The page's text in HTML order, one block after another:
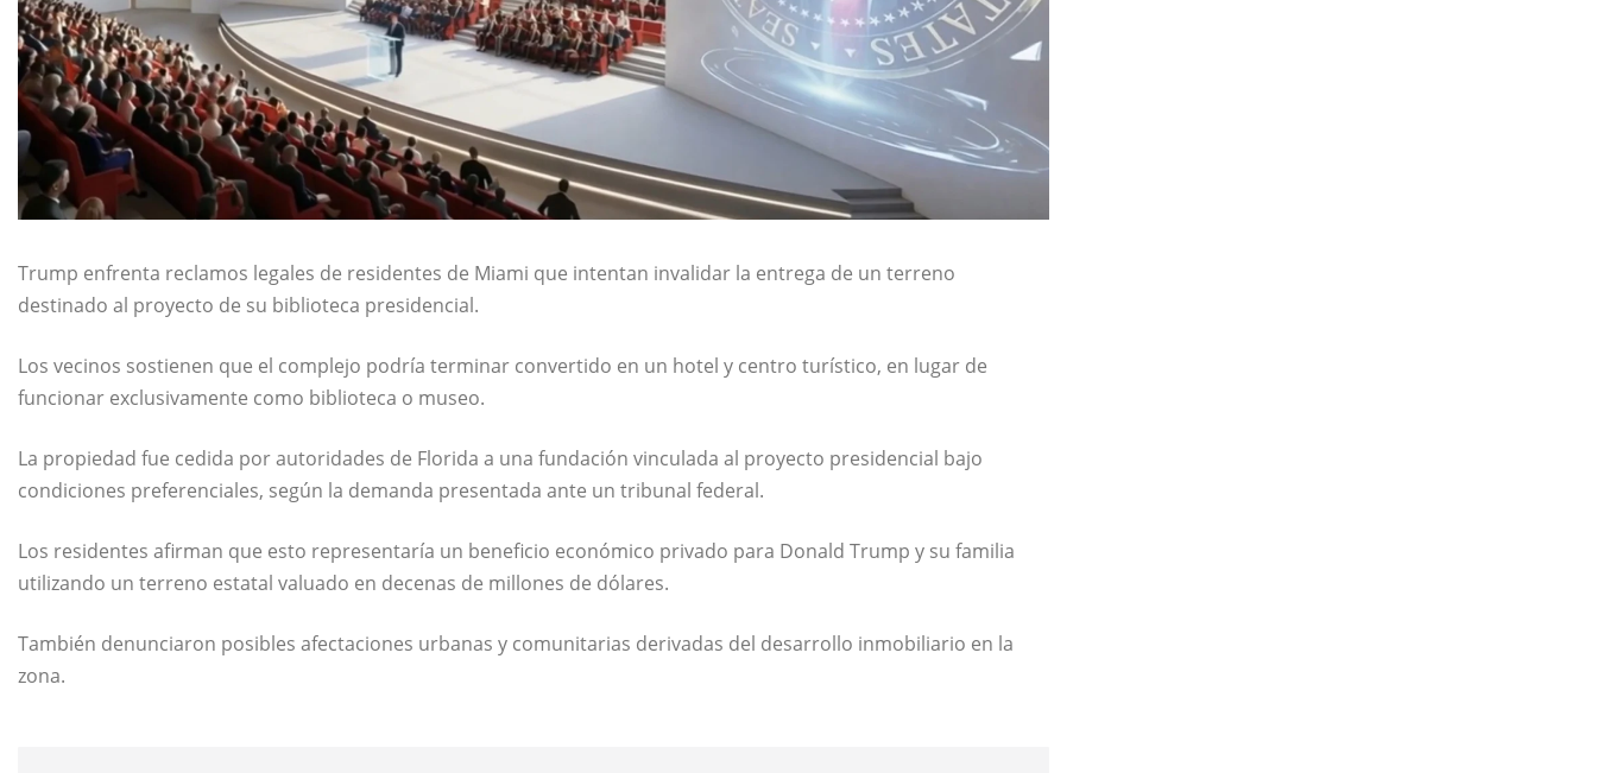
Trump enfrenta reclamos legales de residentes de Miami que intentan invalidar la entrega de un terreno
destinado al proyecto de su biblioteca presidencial.
Los vecinos sostienen que el complejo podría terminar convertido en un hotel y centro turístico, en lugar de
funcionar exclusivamente como biblioteca o museo.
La propiedad fue cedida por autoridades de Florida a una fundación vinculada al proyecto presidencial bajo
condiciones preferenciales, según la demanda presentada ante un tribunal federal.
Los residentes afirman que esto representaría un beneficio económico privado para Donald Trump y su familia
utilizando un terreno estatal valuado en decenas de millones de dólares.
También denunciaron posibles afectaciones urbanas y comunitarias derivadas del desarrollo inmobiliario en la
zona.